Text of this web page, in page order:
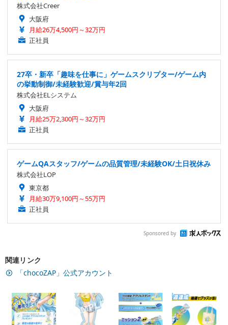
株式会社Creer
大阪府
月給26万4,500円～32万円
正社員
27卒・新卒「趣味を仕事に」ゲームスクリプター/ゲーム内
の挙動制御/未経験歓迎/賞与年2回
株式会社ELシステム
大阪府
月給25万2,300円～32万円
正社員
ゲームQAスタッフ/ゲームの品質管理/未経験OK/土日祝休み
株式会社LOP
東京都
月給30万9,100円～55万円
正社員
Sponsored by
関連リンク
「chocoZAP」公式アカウント